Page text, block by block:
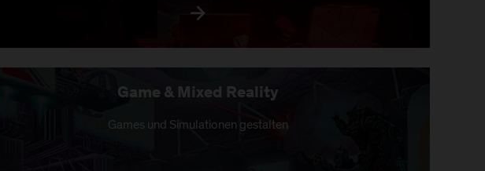
Game & Mixed Reality
Games und Simulationen gestalten